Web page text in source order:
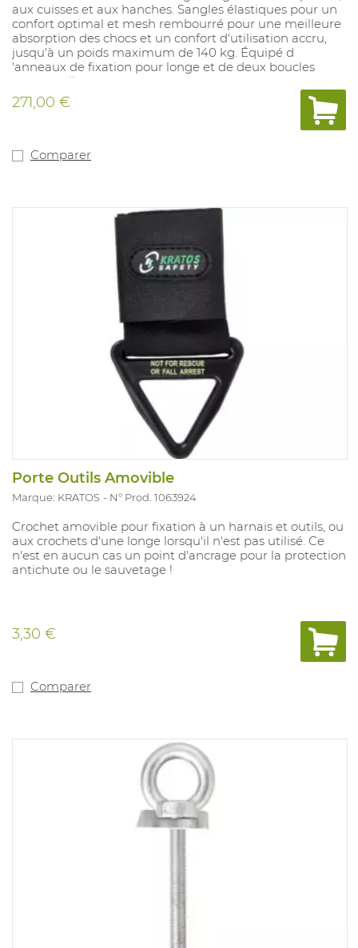
aux cuisses et aux hanches. Sangles élastiques pour un
confort optimal et mesh rembourré pour une meilleure
absorption des chocs et un confort d'utilisation accru,
jusqu'à un poids maximum de 140 kg. Équipé d
'anneaux de fixation pour longe et de deux boucles
porte-outils.
271,00 €
Comparer
Porte Outils Amovible
Marque: KRATOS N° Prod. 1063924
Crochet amovible pour fixation à un harnais et outils, ou
aux crochets d'une longe lorsqu'il n'est pas utilisé. Ce
n'est en aucun cas un point d'ancrage pour la protection
antichute ou le sauvetage !
3,30 €
Comparer